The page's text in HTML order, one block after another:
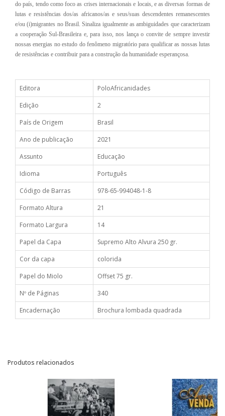
do país, tendo como foco as crises internacionais e locais, e as diversas formas de
lutas e resistências dos/as africanos/as e seus/suas descendentes remanescentes
e/ou (i)migrantes no Brasil.Sinaliza igualmente as ambiguidades que caracterizam
a cooperação Sul-Brasileira e, para isso, nos lança o convite de sempre investir
nossas energias no estudo do fenômeno migratório para qualificar as nossas lutas
de resistências e contribuir para a construção da humanidade esperançosa.
Editora
PoloAfricanidades
Edição
2
País de Origem
Brasil
Ano de publicação
2021
Assunto
Educação
Idioma
Português
Código de Barras
978-65-994048-1-8
Formato Altura
21
Formato Largura
14
Papel da Capa
Supremo Alto Alvura 250 gr.
Cor da capa
colorida
Papel do Miolo
Offset 75 gr.
Nº de Páginas
340
Encadernação
Brochura lombada quadrada
Produtos relacionados